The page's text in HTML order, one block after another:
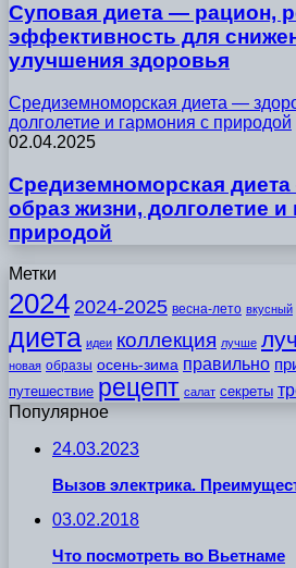
Суповая диета — рацион,
эффективность для
улучшения здоровья
Средиземноморская диета —
долголетие и гармония с природой
02.04.2025
Средиземноморская
образ жизни, долголетие и
природой
Метки
2024 2024-2025 весна-лето вкусный
диета идеи коллекция лучше
новая образы осень-зима правильно
путешествие рецепт салат секреты
Популярное
24.03.2023
Вызов электрика.
03.02.2018
Что посмотреть во Вьетнаме